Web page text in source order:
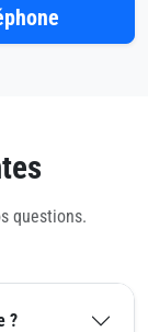
questions.
?